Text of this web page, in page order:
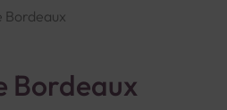
Bordeaux
Bordeaux